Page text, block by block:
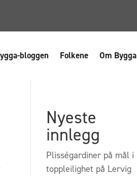
bloggen Folkene Om Bygga
Nyeste
innlegg
Plisségardiner på mål i
toppleilighet på Lervig